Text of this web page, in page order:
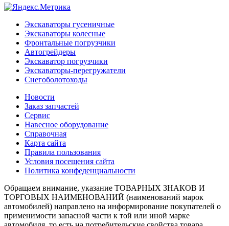
Экскаваторы гусеничные
Экскаваторы колесные
Фронтальные погрузчики
Автогрейдеры
Экскаватор погрузчики
Экскаваторы-перегружатели
Снегоболотоходы
Новости
Заказ запчастей
Сервис
Навесное оборудование
Справочная
Карта сайта
Правила пользования
Условия посещения сайта
Политика конфеденциальности
Обращаем внимание, указание ТОВАРНЫХ ЗНАКОВ И
ТОРГОВЫХ НАИМЕНОВАНИЙ (наименований марок
автомобилей) направлено на информирование покупателей о
применимости запасной части к той или иной марке